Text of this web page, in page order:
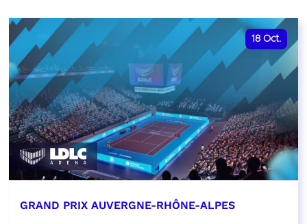
18 Oct.
GRAND PRIX AUVERGNE-RHÔNE-ALPES